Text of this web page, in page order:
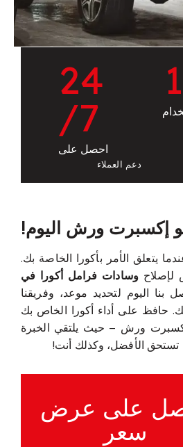
1
24
/7
احصل على
دعم العملاء
إكسبرت ورش اليوم!
يتعلق الأمر بأكورا الخاصة بك.
لإصلاحوسادات فرامل أكورا في
بنا اليوم لتحديد موعد، وفريقنا
حافظ على أداء أكورا الخاص بك
ورش – حيث يلتقي الخبرة
تستحق الأفضل، وكذلك أنت!
على عرض
سعر